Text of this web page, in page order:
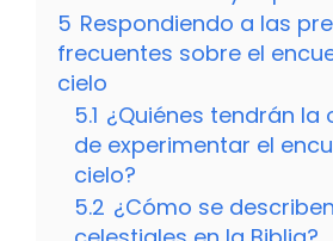
5 Respondiendo a las
frecuentes sobre el
cielo
5.1 ¿Quiénes tendrán la
de experimentar el
cielo?
5.2 ¿Cómo se